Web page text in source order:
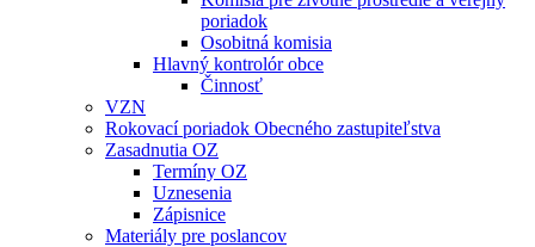
poriadok
Osobitná komisia
Hlavný kontrolór obce
Činnosť
VZN
Rokovací poriadok Obecného zastupiteľstva
Zasadnutia OZ
Termíny OZ
Uznesenia
Zápisnice
Materiály pre poslancov